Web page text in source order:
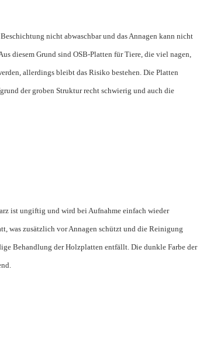
nicht abwaschbar und das Annagen kann nicht
diesem Grund sind OSB-Platten für Tiere, die viel nagen,
allerdings bleibt das Risiko bestehen. Die Platten
der groben Struktur recht schwierig und auch die
ist ungiftig und wird bei Aufnahme einfach wieder
was zusätzlich vor Annagen schützt und die Reinigung
Behandlung der Holzplatten entfällt. Die dunkle Farbe der